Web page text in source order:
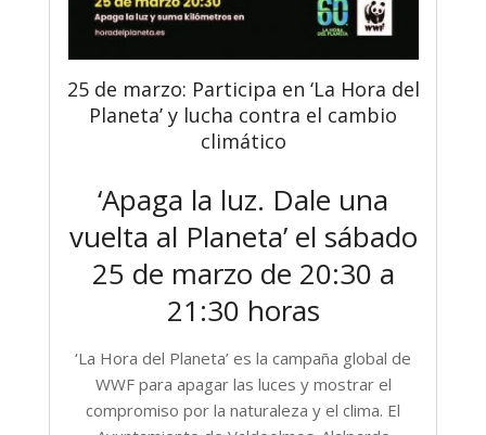
25 de marzo: Participa en ‘La Hora del
Planeta’ y lucha contra el cambio
climático
‘Apaga la luz. Dale una
vuelta al Planeta’ el sábado
25 de marzo de 20:30 a
21:30 horas
‘La Hora del Planeta’ es la campaña global de
WWF para apagar las luces y mostrar el
compromiso por la naturaleza y el clima. El